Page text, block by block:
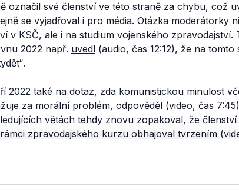
označilsvé členství ve této straně za chybu, což
se vyjadřoval i pro média. Otázka moderátorky
v KSČ, ale i na studium vojenského zpravodajství.
2022 např. uvedl(audio, čas 12:12), že na tomto
.
2022 také na dotaz, zda komunistickou minulost
za morální problém, odpověděl(video, čas
větách tehdy znovu zopakoval, že členství
zpravodajského kurzu obhajoval tvrzením (